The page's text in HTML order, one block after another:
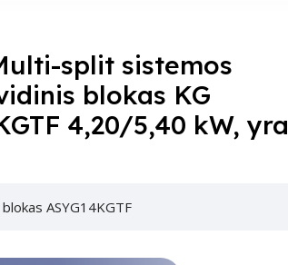
split sistemos
blokas KG
4,20/5,40 kW, yra
ASYG14KGTF